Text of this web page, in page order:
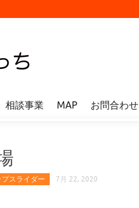
相談事業 MAP お問合わせ
プスライダー 7月 22, 2020